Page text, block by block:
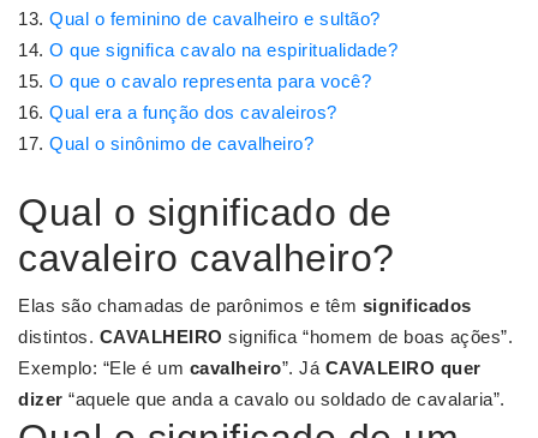
Qual o feminino de cavalheiro e sultão?
O que significa cavalo na espiritualidade?
O que o cavalo representa para você?
Qual era a função dos cavaleiros?
Qual o sinônimo de cavalheiro?
Qual o significado de
cavaleiro cavalheiro?
Elas são chamadas de parônimos e têm significados
distintos. CAVALHEIRO significa “homem de boas ações”.
Exemplo: “Ele é um cavalheiro”. Já CAVALEIRO quer
dizer “aquele que anda a cavalo ou soldado de cavalaria”.